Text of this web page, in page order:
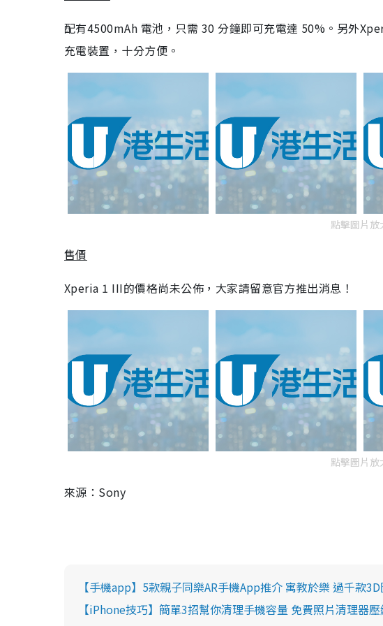
配有4500mAh 電池，只需 30 分鐘即可充電達 50%。另外
充電裝置，十分方便。
點擊圖片放
售價
Xperia 1 III的價格尚未公佈，大家請留意官方推出消息！
點擊圖片放
來源：Sony
【手機app】5款親子同樂AR手機App推介 寓教於樂 過千款
【iPhone技巧】簡單3招幫你清理手機容量 免費照片清理器